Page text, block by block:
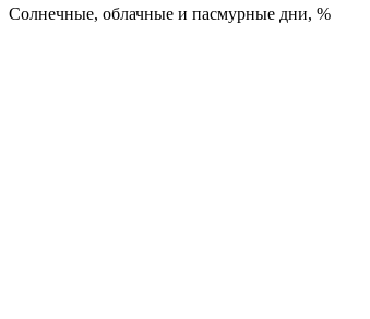
Cолнечные, облачные и пасмурные дни, %